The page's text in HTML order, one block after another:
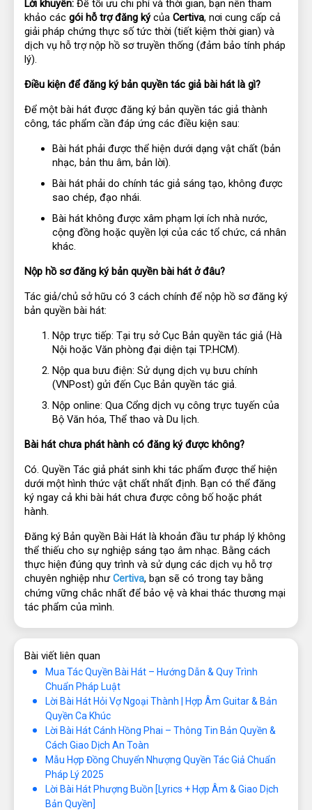
Lời khuyên: Để tối ưu chi phí và thời gian, bạn nên tham
khảo các gói hỗ trợ đăng ký của Certiva, nơi cung cấp cả
giải pháp chứng thực số tức thời (tiết kiệm thời gian) và
dịch vụ hỗ trợ nộp hồ sơ truyền thống (đảm bảo tính pháp
lý).
Điều kiện để đăng ký bản quyền tác giả bài hát là gì?
Để một bài hát được đăng ký bản quyền tác giả thành
công, tác phẩm cần đáp ứng các điều kiện sau:
Bài hát phải được thể hiện dưới dạng vật chất (bản
nhạc, bản thu âm, bản lời).
Bài hát phải do chính tác giả sáng tạo, không được
sao chép, đạo nhái.
Bài hát không được xâm phạm lợi ích nhà nước,
cộng đồng hoặc quyền lợi của các tổ chức, cá nhân
khác.
Nộp hồ sơ đăng ký bản quyền bài hát ở đâu?
Tác giả/chủ sở hữu có 3 cách chính để nộp hồ sơ đăng ký
bản quyền bài hát:
Nộp trực tiếp: Tại trụ sở Cục Bản quyền tác giả (Hà
Nội hoặc Văn phòng đại diện tại TP.HCM).
Nộp qua bưu điện: Sử dụng dịch vụ bưu chính
(VNPost) gửi đến Cục Bản quyền tác giả.
Nộp online: Qua Cổng dịch vụ công trực tuyến của
Bộ Văn hóa, Thể thao và Du lịch.
Bài hát chưa phát hành có đăng ký được không?
Có. Quyền Tác giả phát sinh khi tác phẩm được thể hiện
dưới một hình thức vật chất nhất định. Bạn có thể đăng
ký ngay cả khi bài hát chưa được công bố hoặc phát
hành.
Đăng ký Bản quyền Bài Hát là khoản đầu tư pháp lý không
thể thiếu cho sự nghiệp sáng tạo âm nhạc. Bằng cách
thực hiện đúng quy trình và sử dụng các dịch vụ hỗ trợ
chuyên nghiệp như Certiva, bạn sẽ có trong tay bằng
chứng vững chắc nhất để bảo vệ và khai thác thương mại
tác phẩm của mình.
Bài viết liên quan
Mua Tác Quyền Bài Hát – Hướng Dẫn & Quy Trình
Chuẩn Pháp Luật
Lời Bài Hát Hỏi Vợ Ngoại Thành | Hợp Âm Guitar & Bản
Quyền Ca Khúc
Lời Bài Hát Cánh Hồng Phai – Thông Tin Bản Quyền &
Cách Giao Dịch An Toàn
Mẫu Hợp Đồng Chuyển Nhượng Quyền Tác Giả Chuẩn
Pháp Lý 2025
Lời Bài Hát Phượng Buồn [Lyrics + Hợp Âm & Giao Dịch
Bản Quyền]